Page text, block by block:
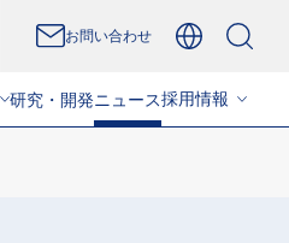
お問い合わせ
研究・開発ニュース採用情報